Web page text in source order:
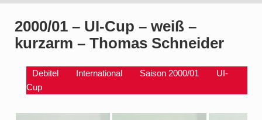
2000/01 – UI-Cup – weiß –
kurzarm – Thomas Schneider
Debitel International Saison 2000/01
UI-
Cup